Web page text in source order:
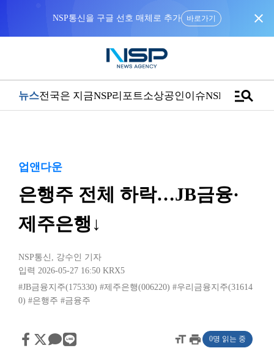
NSP통신을 구글 선호 매체로 추가 바로가기 close
뉴스전국은 지금NSP리포트소상공인이슈NSPTVmanage_search
업앤다운
은행주 전체 하락…JB금융·
제주은행↓
NSP통신 , 강수인 기자
입력 2026-05-27 16:50 KRX5
#JB금융지주(175330) #제주은행(006220) #우리금융지주(31614
0) #은행주 #금융주
format_sizeprint 0명 읽는 중